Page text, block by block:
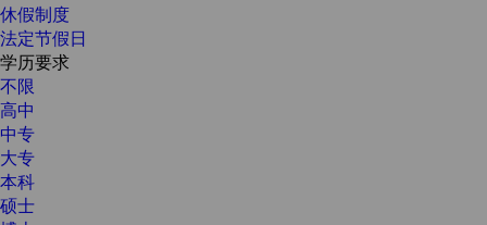
休假制度
法定节假日
学历要求
不限
高中
中专
大专
本科
硕士